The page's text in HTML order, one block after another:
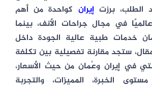
الطلب، برزت إيرانكواحدة من أهم
في مجال جراحات الأنف، بينما
خدمات طبية عالية الجودة داخل
ستجد مقارنة تفصيلية بينتكلفة
في إيران وعُمانمن حيث الأسعار،
الخبرة، المميزات، والتجربة